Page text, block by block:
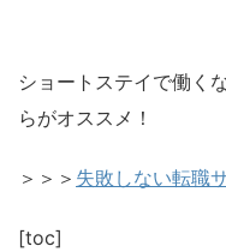
ショートステイで働く
らがオススメ！
＞＞＞ 失敗しない転職
[toc]